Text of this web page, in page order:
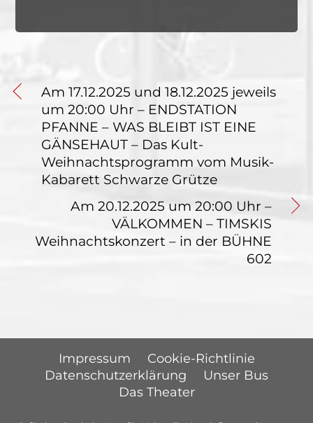
Am 17.12.2025 und 18.12.2025 jeweils
um 20:00 Uhr – ENDSTATION
PFANNE – WAS BLEIBT IST EINE
GÄNSEHAUT – Das Kult-
Weihnachtsprogramm vom Musik-
Kabarett Schwarze Grütze
Am 20.12.2025 um 20:00 Uhr –
VÄLKOMMEN – TIMSKIS
Weihnachtskonzert – in der BÜHNE
602
Impressum
Cookie-Richtlinie
Datenschutzerklärung
Unser Bus
Das Theater